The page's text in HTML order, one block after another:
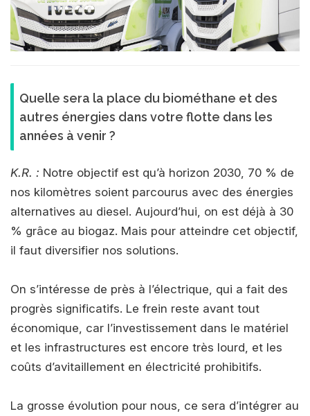
Quelle sera la place du biométhane et des
autres énergies dans votre flotte dans les
années à venir ?
K.R. : Notre objectif est qu’à horizon 2030, 70 % de
nos kilomètres soient parcourus avec des énergies
alternatives au diesel. Aujourd’hui, on est déjà à 30
% grâce au biogaz. Mais pour atteindre cet objectif,
il faut diversifier nos solutions.
On s’intéresse de près à l’électrique, qui a fait des
progrès significatifs. Le frein reste avant tout
économique, car l’investissement dans le matériel
et les infrastructures est encore très lourd, et les
coûts d’avitaillement en électricité prohibitifs.
La grosse évolution pour nous, ce sera d’intégrer au